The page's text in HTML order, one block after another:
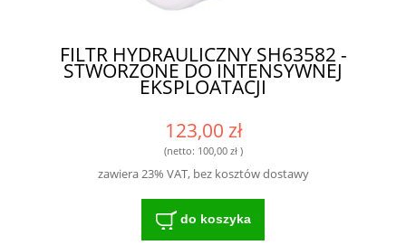
FILTR HYDRAULICZNY SH63582 -
STWORZONE DO INTENSYWNEJ
EKSPLOATACJI
123,00 zł
(netto: 100,00 zł)
zawiera 23% VAT, bez kosztów dostawy
do koszyka